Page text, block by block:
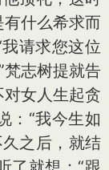
什么希求而
请求您这位
梵志树提就告
女人生起贪
：“我今生如
之后，就结